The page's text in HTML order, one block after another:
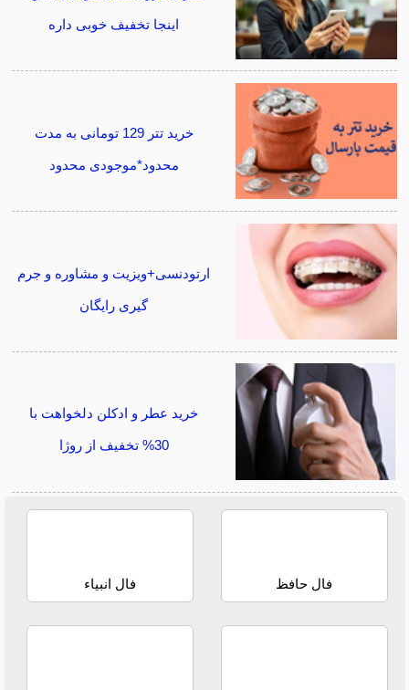
اینجا تخفیف خوبی داره
خرید تتر 129 تومانی به مدت
محدود*موجودی محدود
ارتودنسی+ویزیت و مشاوره و جرم
گیری رایگان
خرید عطر و ادکلن دلخواهت با
30% تخفیف از روژا
فال حافظ فال انبیاء